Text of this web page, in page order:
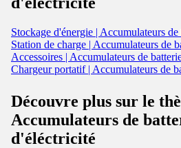
Stockage d'énergie | Accumulateurs
Station de charge | Accumulateurs de
Accessoires | Accumulateurs de
Chargeur portatif | Accumulateurs de
Découvre plus sur le
Accumulateurs de
d'éléctricité